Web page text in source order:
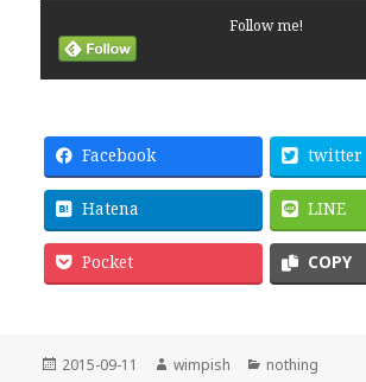
Follow me!
Facebook twitter
Hatena LINE
Pocket COPY
投
2015-09-11
作
wimpish
カ
nothing